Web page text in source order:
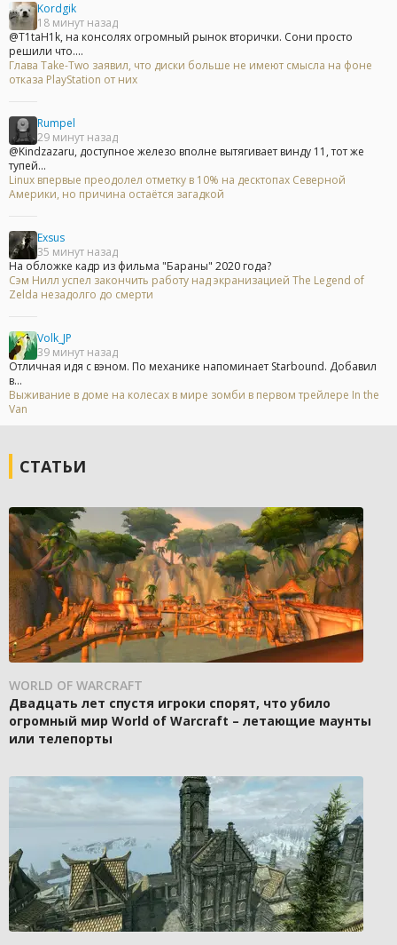
Kordgik
18 минут назад
@T1taH1k, на консолях огромный рынок вторички. Сони просто
решили что....
Глава Take-Two заявил, что диски больше не имеют смысла на фоне
отказа PlayStation от них
Rumpel
29 минут назад
@Kindzazaru, доступное железо вполне вытягивает винду 11, тот же
тупей...
Linux впервые преодолел отметку в 10% на десктопах Северной
Америки, но причина остаётся загадкой
Exsus
35 минут назад
На обложке кадр из фильма "Бараны" 2020 года?
Сэм Нилл успел закончить работу над экранизацией The Legend of
Zelda незадолго до смерти
Volk_JP
39 минут назад
Отличная идя с вэном. По механике напоминает Starbound. Добавил
в...
Выживание в доме на колесах в мире зомби в первом трейлере In the
Van
СТАТЬИ
WORLD OF WARCRAFT
Двадцать лет спустя игроки спорят, что убило
огромный мир World of Warcraft – летающие маунты
или телепорты